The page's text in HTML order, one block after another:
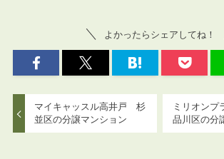
よかったらシェアしてね！
マイキャッスル高井戸 杉
並区の分譲マンション
ミリオン
品川区の分